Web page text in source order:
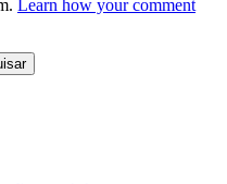
Learn how your comment